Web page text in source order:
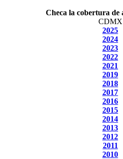
Checa la cobertura de
CDMX
2025
2024
2023
2022
2021
2019
2018
2017
2016
2015
2014
2013
2012
2011
2010